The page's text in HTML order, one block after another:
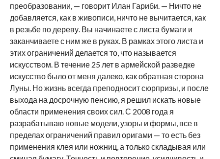
преобразовании, — говорит Илан Гариби. — Ничто не
добавляется, как в живописи, ничто не вычитается, как
в резьбе по дереву. Вы начинаете с листа бумаги и
заканчиваете с ним же в руках. В рамках этого листа и
этих ограничений делается то, что называется
искусством. В течение 25 лет в армейской разведке
искусство было от меня далеко, как обратная сторона
Луны. Но жизнь всегда преподносит сюрпризы, и после
выхода на досрочную пенсию, я решил искать новые
области применения своих сил. С 2008 года я
разрабатываю новые модели, узоры и формы, все в
пределах ограничений правил оригами — то есть без
применения клея или ножниц, а только складывая или